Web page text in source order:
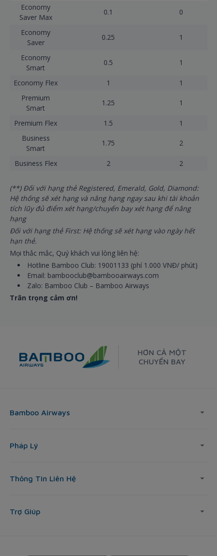
Economy
Saver Max
0.1 0
Economy
Saver
0.25 1
Economy
Smart
0.5 1
Economy Flex 1
1
Premium
Smart
1.25 1
Premium Flex 1.5
1
Business
Smart
1.75 2
Business Flex 2 2
(**) Đối với hạng thẻ Registered, Emerald, Gold, Diamond:
Hệ thống sẽ xét hạng và nâng hạng ngay sau khi tài khoản
tích lũy đủ điểm xét hạng/chuyến bay xét hạng để nâng
hạng
Đối với hạng thẻ First: Hệ thống sẽ xét hạng vào ngày hết
hạn thẻ.
Mọi thắc mắc, Quý khách vui lòng liên hệ:
Hotline Bamboo Club: 19001133 (phí 1.000 VNĐ/ phút)
Email: bambooclub@bambooairways.com
Zalo: Bamboo Club – Bamboo Airways
Trân trọng cảm ơn!
HƠN CẢ MỘT
CHUYẾN BAY
Bamboo Airways
Pháp Lý
Thông Tin Liên Hệ
Trợ Giúp